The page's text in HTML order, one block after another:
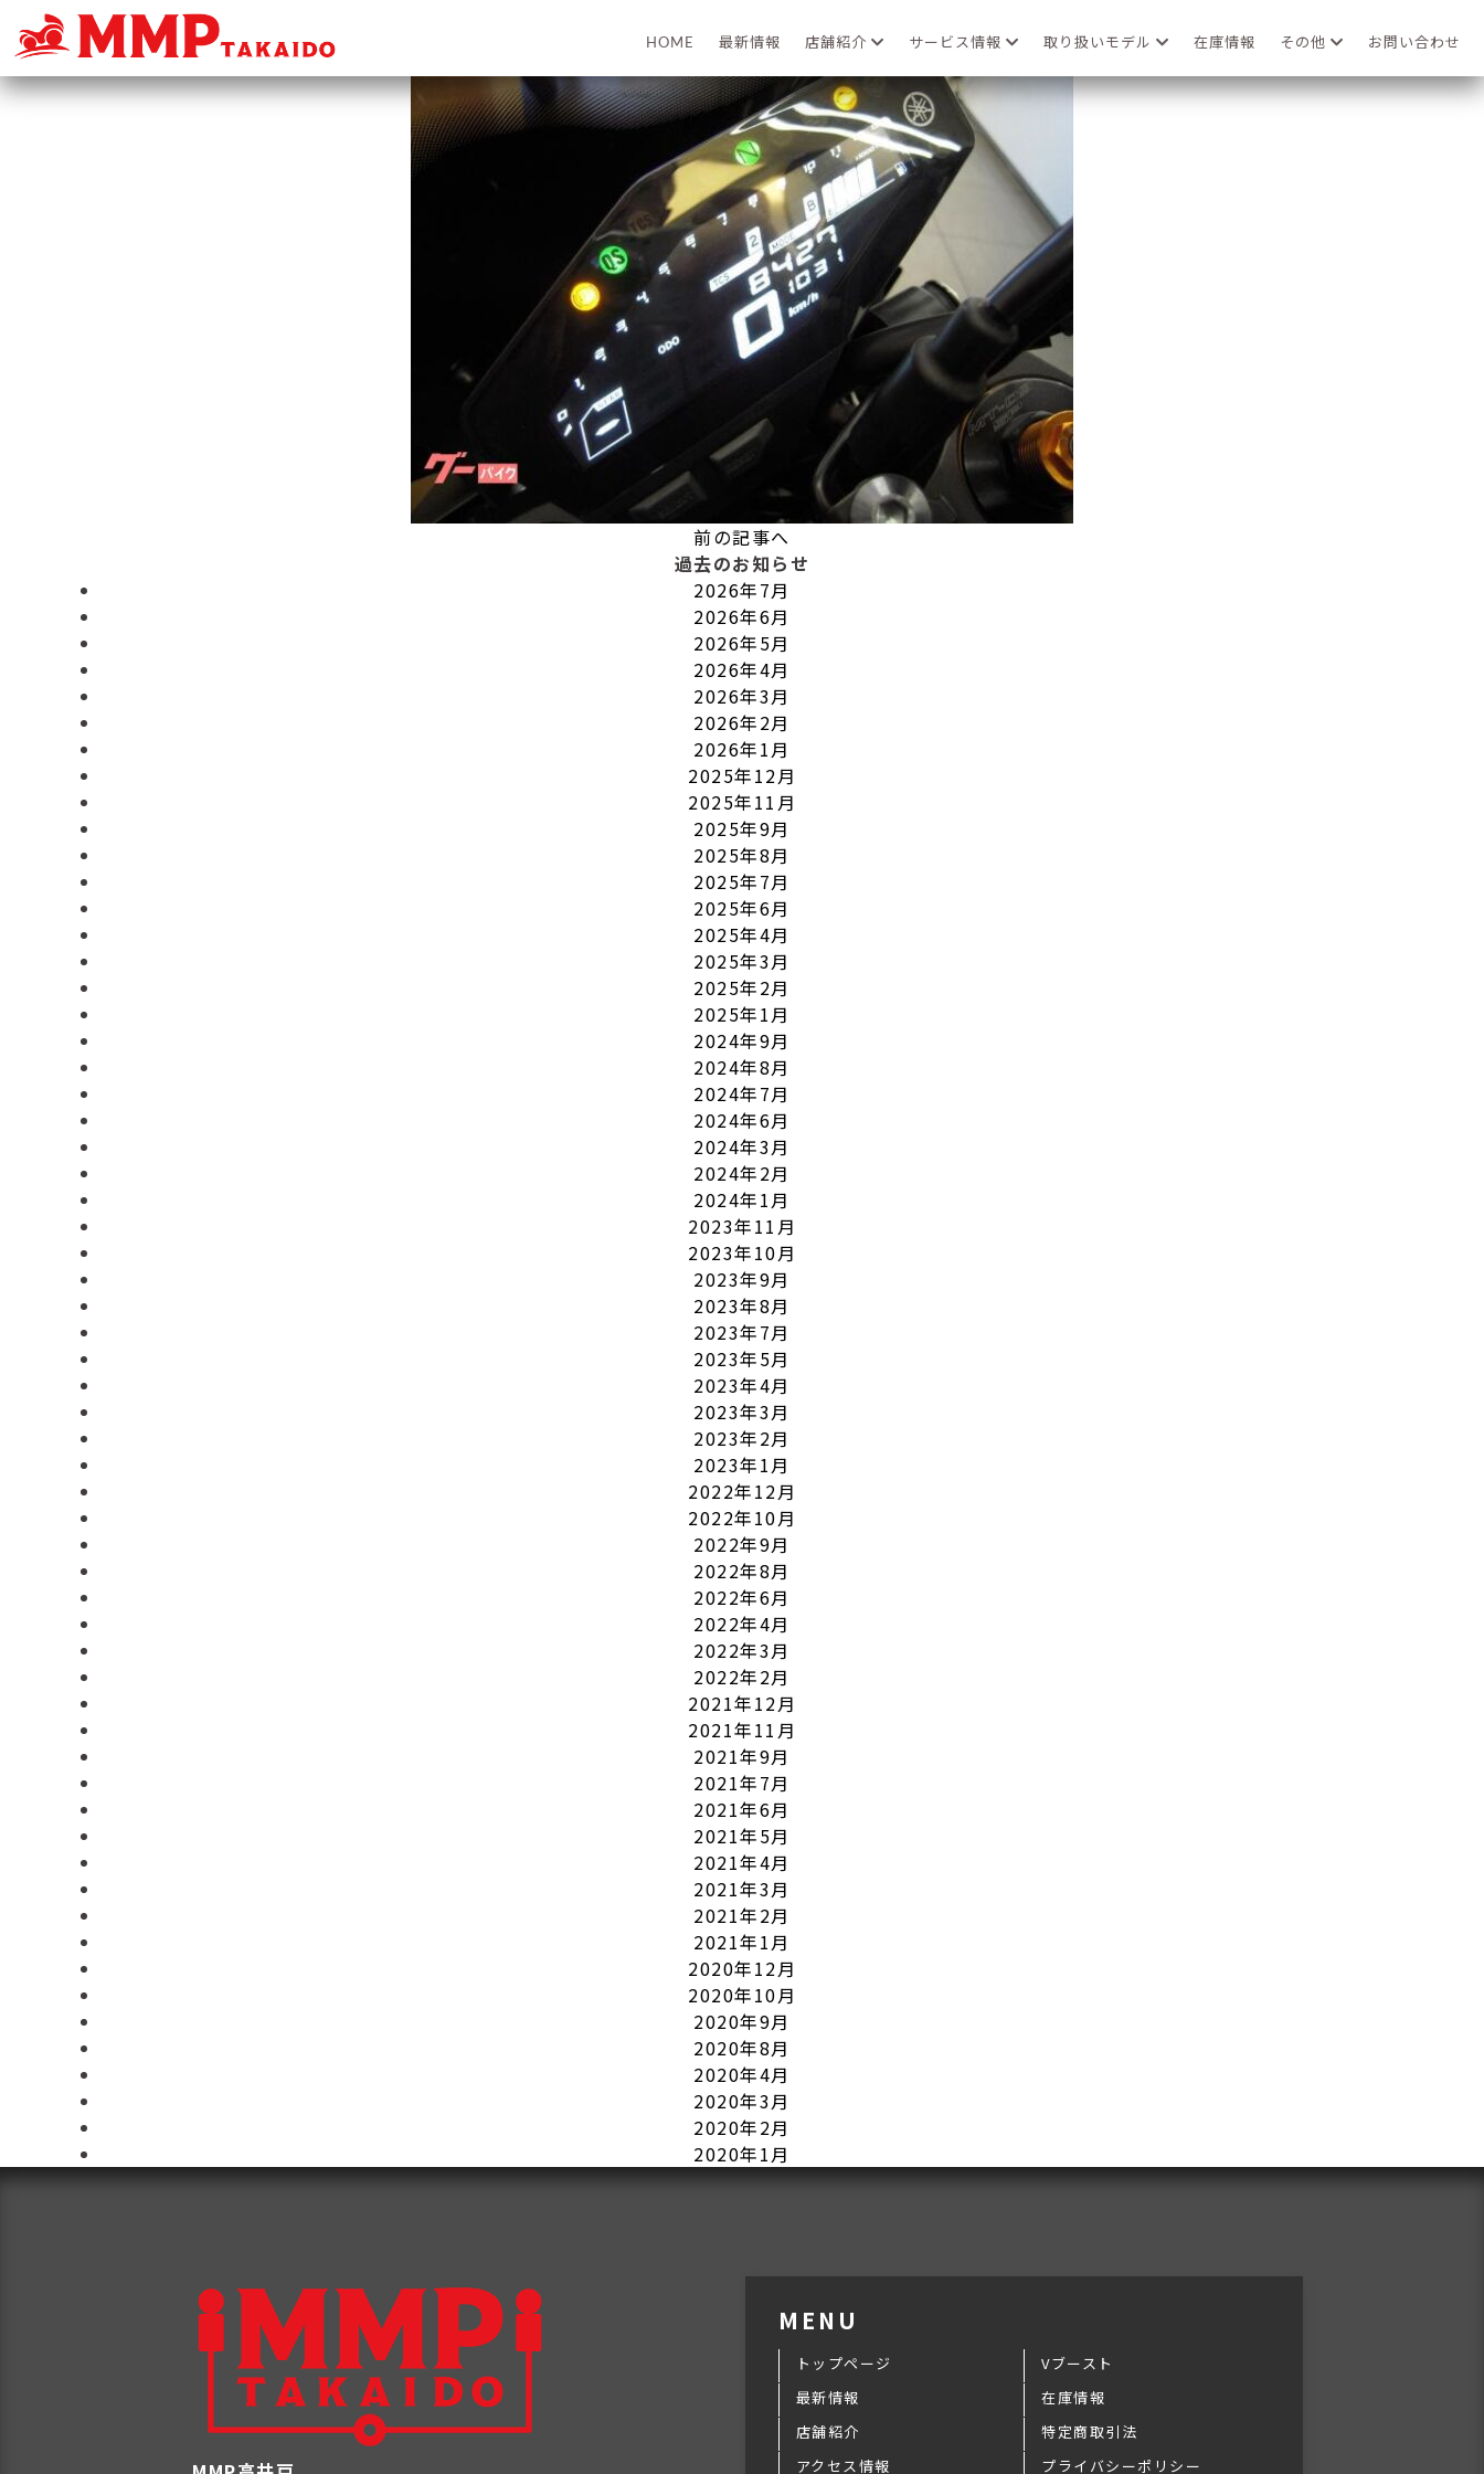
HOME 最新情報 店舗紹介 サービス情報 取り扱いモデル 在庫情報 その他 お問い合わせ
前の記事へ
過去のお知らせ
2026年7月
2026年6月
2026年5月
2026年4月
2026年3月
2026年2月
2026年1月
2025年12月
2025年11月
2025年9月
2025年8月
2025年7月
2025年6月
2025年4月
2025年3月
2025年2月
2025年1月
2024年9月
2024年8月
2024年7月
2024年6月
2024年3月
2024年2月
2024年1月
2023年11月
2023年10月
2023年9月
2023年8月
2023年7月
2023年5月
2023年4月
2023年3月
2023年2月
2023年1月
2022年12月
2022年10月
2022年9月
2022年8月
2022年6月
2022年4月
2022年3月
2022年2月
2021年12月
2021年11月
2021年9月
2021年7月
2021年6月
2021年5月
2021年4月
2021年3月
2021年2月
2021年1月
2020年12月
2020年10月
2020年9月
2020年8月
2020年4月
2020年3月
2020年2月
2020年1月
MENU
トップページ
最新情報
店舗紹介
アクセス情報
Vブースト
在庫情報
特定商取引法
プライバシーポリシー